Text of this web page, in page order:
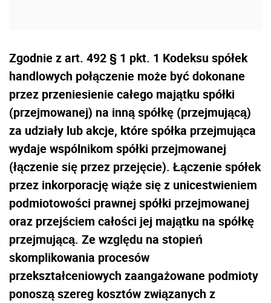
Zgodnie z art. 492 § 1 pkt. 1 Kodeksu spółek
handlowych połączenie może być dokonane
przez przeniesienie całego majątku spółki
(przejmowanej) na inną spółkę (przejmującą)
za udziały lub akcje, które spółka przejmująca
wydaje wspólnikom spółki przejmowanej
(łączenie się przez przejęcie). Łączenie spółek
przez inkorporację wiąże się z unicestwieniem
podmiotowości prawnej spółki przejmowanej
oraz przejściem całości jej majątku na spółkę
przejmującą. Ze względu na stopień
skomplikowania procesów
przekształceniowych zaangażowane podmioty
ponoszą szereg kosztów związanych z